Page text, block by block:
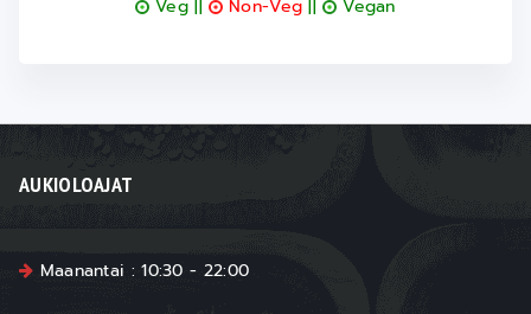
Veg ||
Non-Veg|| Vegan
AUKIOLOAJAT
Maanantai : 10:30 - 22:00